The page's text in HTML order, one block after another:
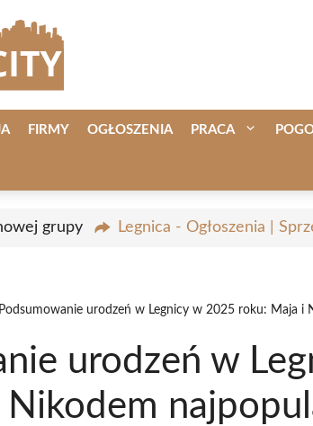
FIRMY OGŁOSZENIA PRACA
grupy Legnica - Ogłoszenia |
Podsumowanie urodzeń w Legnicy w 2025 roku: Maja i
urodzeń w